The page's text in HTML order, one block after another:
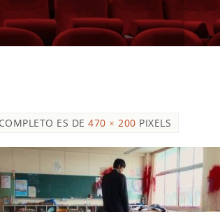
ES DE 470 × 200 PIXELS